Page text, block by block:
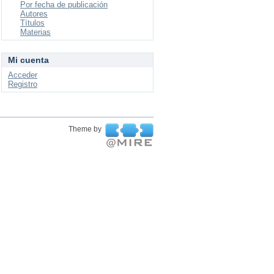
Por fecha de publicación
Autores
Títulos
Materias
Mi cuenta
Acceder
Registro
Theme by